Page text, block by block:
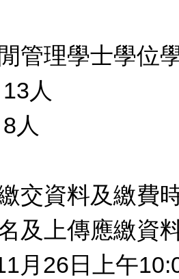
管理學士學位
人
人
交資料及繳費
及上傳應繳資
月26日上午